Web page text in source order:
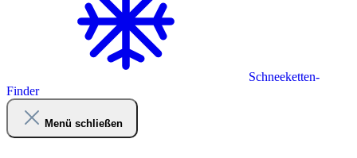
Schneeketten-
Finder
Menü schließen